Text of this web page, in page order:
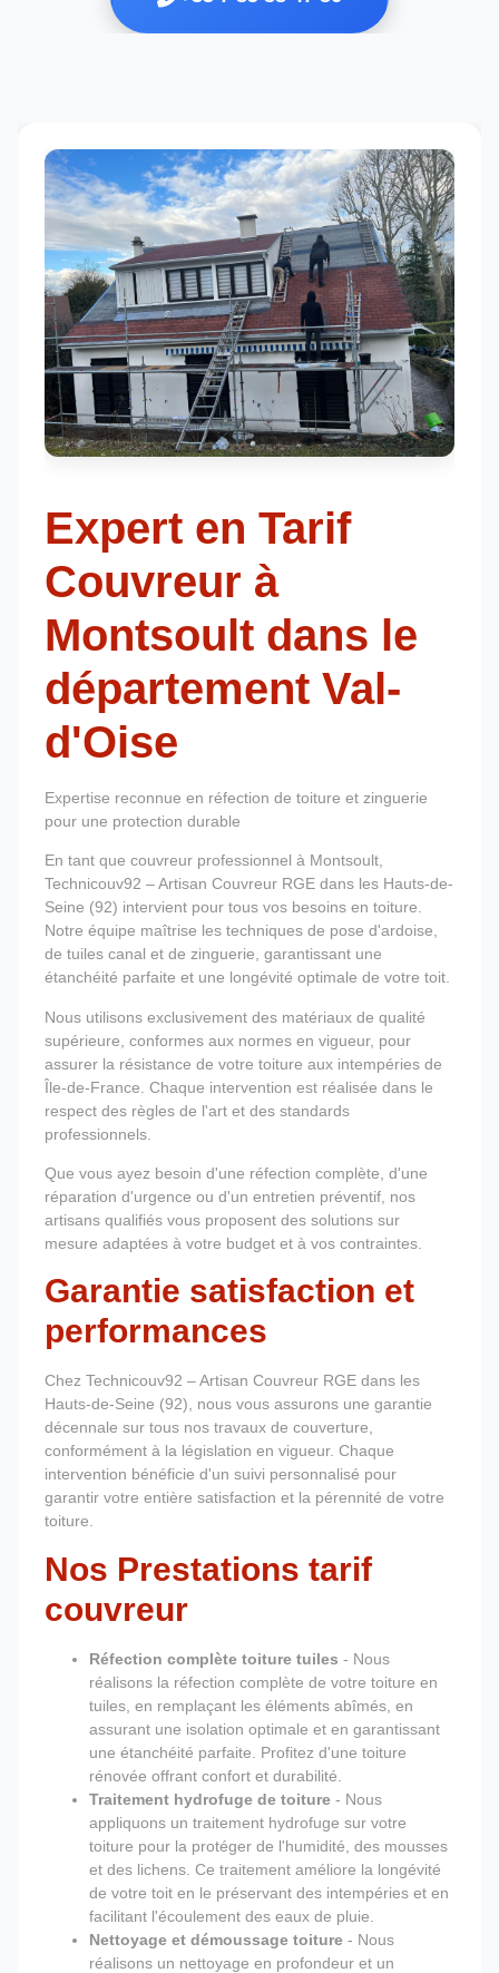
Expert en Tarif
Couvreur à
Montsoult dans le
département Val-
d'Oise
Expertise reconnue en réfection de toiture et zinguerie
pour une protection durable
En tant que couvreur professionnel à Montsoult,
Technicouv92 – Artisan Couvreur RGE dans les Hauts-de-
Seine (92) intervient pour tous vos besoins en toiture.
Notre équipe maîtrise les techniques de pose d'ardoise,
de tuiles canal et de zinguerie, garantissant une
étanchéité parfaite et une longévité optimale de votre toit.
Nous utilisons exclusivement des matériaux de qualité
supérieure, conformes aux normes en vigueur, pour
assurer la résistance de votre toiture aux intempéries de
Île-de-France. Chaque intervention est réalisée dans le
respect des règles de l'art et des standards
professionnels.
Que vous ayez besoin d'une réfection complète, d'une
réparation d'urgence ou d'un entretien préventif, nos
artisans qualifiés vous proposent des solutions sur
mesure adaptées à votre budget et à vos contraintes.
Garantie satisfaction et
performances
Chez Technicouv92 – Artisan Couvreur RGE dans les
Hauts-de-Seine (92), nous vous assurons une garantie
décennale sur tous nos travaux de couverture,
conformément à la législation en vigueur. Chaque
intervention bénéficie d'un suivi personnalisé pour
garantir votre entière satisfaction et la pérennité de votre
toiture.
Nos Prestations tarif
couvreur
Réfection complète toiture tuiles - Nous
réalisons la réfection complète de votre toiture en
tuiles, en remplaçant les éléments abîmés, en
assurant une isolation optimale et en garantissant
une étanchéité parfaite. Profitez d'une toiture
rénovée offrant confort et durabilité.
Traitement hydrofuge de toiture - Nous
appliquons un traitement hydrofuge sur votre
toiture pour la protéger de l'humidité, des mousses
et des lichens. Ce traitement améliore la longévité
de votre toit en le préservant des intempéries et en
facilitant l'écoulement des eaux de pluie.
Nettoyage et démoussage toiture - Nous
réalisons un nettoyage en profondeur et un